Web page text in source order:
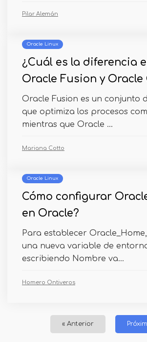
Pilar Alemán
Oracle Linux
¿Cuál es la diferencia
Oracle Fusion y Oracle
Oracle Fusion es un conjunto
que optimiza los procesos
mientras que Oracle ...
Mariana Cotto
Oracle Linux
Cómo configurar
en Oracle?
Para establecer
una nueva variable de
escribiendo Nombre va...
Homero Ontiveros
« Anterior